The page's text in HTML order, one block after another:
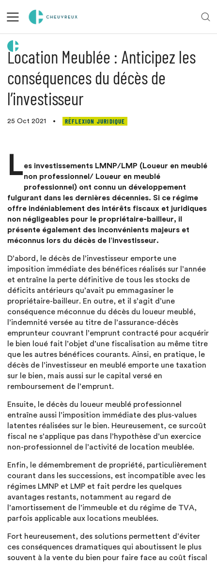
Retour aux actualités
Location Meublée : Anticipez les
conséquences du décès de
l’investisseur
25 Oct 2021 • RÉFLEXION JURIDIQUE
Les investissements LMNP/LMP (Loueur en meublé
non professionnel/ Loueur en meublé
professionnel) ont connu un développement
fulgurant dans les dernières décennies. Si ce régime
offre indéniablement des intérêts fiscaux et juridiques
non négligeables pour le propriétaire-bailleur, il
présente également des inconvénients majeurs et
méconnus lors du décès de l’investisseur.
D’abord, le décès de l’investisseur emporte une
imposition immédiate des bénéfices réalisés sur l’année
et entraîne la perte définitive de tous les stocks de
déficits antérieurs qu’avait pu emmagasiner le
propriétaire-bailleur. En outre, et il s’agit d’une
conséquence méconnue du décès du loueur meublé,
l’indemnité versée au titre de l’assurance-décès
emprunteur couvrant l’emprunt contracté pour acquérir
le bien loué fait l’objet d’une fiscalisation au même titre
que les autres bénéfices courants. Ainsi, en pratique, le
décès de l’investisseur en meublé emporte une taxation
sur le bien, mais aussi sur le capital versé en
remboursement de l’emprunt.
Ensuite, le décès du loueur meublé professionnel
entraîne aussi l’imposition immédiate des plus-values
latentes réalisées sur le bien. Heureusement, ce surcoût
fiscal ne s’applique pas dans l’hypothèse d’un exercice
non-professionnel de l’activité de location meublée.
Enfin, le démembrement de propriété, particulièrement
courant dans les successions, est incompatible avec les
régimes LMNP et LMP et fait perdre les quelques
avantages restants, notamment au regard de
l’amortissement de l’immeuble et du régime de TVA,
parfois applicable aux locations meublées.
Fort heureusement, des solutions permettent d’éviter
ces conséquences dramatiques qui aboutissent le plus
souvent à la vente du bien pour faire face au coût fiscal